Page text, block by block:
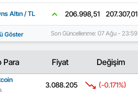
Altın / TL 206.998,51 207.307,01
Göster Son Güncellenme: 07 Ağu - 23:59
Para Fiyat Değişim
3.088.205 (-0.171%)